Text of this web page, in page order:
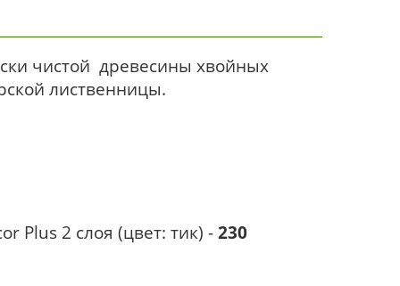
чистой древесины хвойных
лиственницы.
Plus 2 слоя (цвет: тик) - 230